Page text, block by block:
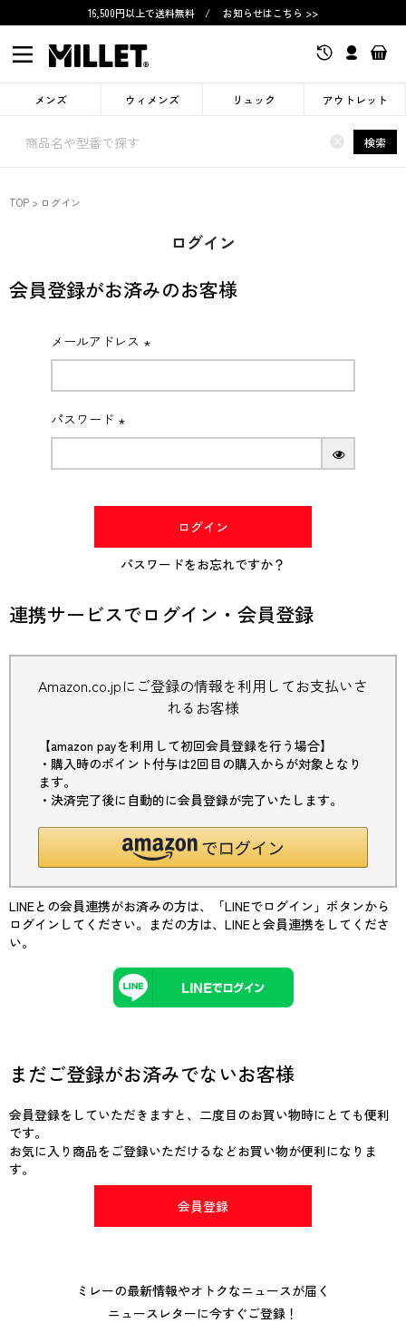
16,500円以上で送料無料 / お知らせはこちら >>
メンズ ウィメンズ リュック アウトレット
× 検索
TOP ログイン
ログイン
会員登録がお済みのお客様
メールアドレス
(必
パスワード
(必
ログイン
パスワードをお忘れですか？
連携サービスでログイン・会員登録
Amazon.co.jpにご登録の情報を利用してお支払いさ
れるお客様
【amazon payを利用して初回会員登録を行う場合】
・購入時のポイント付与は2回目の購入からが対象となり
ます。
・決済完了後に自動的に会員登録が完了いたします。
LINEとの会員連携がお済みの方は、「LINEでログイン」ボタンから
ログインしてください。まだの方は、 LINEと会員連携をしてくださ
い。
まだご登録がお済みでないお客様
会員登録をしていただきますと、二度目のお買い物時にとても便利
です。
お気に入り商品をご登録いただけるなどお買い物が便利になりま
す。
会員登録
ミレーの最新情報やオトクなニュースが届く
ニュースレターに今すぐご登録！